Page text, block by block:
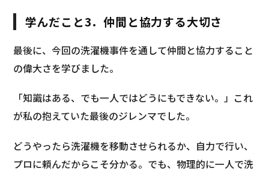
学んだこと3．仲間と協力する大切さ
最後に、今回の洗濯機事件を通して仲間と協力すること
の偉大さを学びました。
「知識はある、でも一人ではどうにもできない。」これ
が私の抱えていた最後のジレンマでした。
どうやったら洗濯機を移動させられるか、自力で行い、
プロに頼んだからこそ分かる。でも、物理的に一人で洗